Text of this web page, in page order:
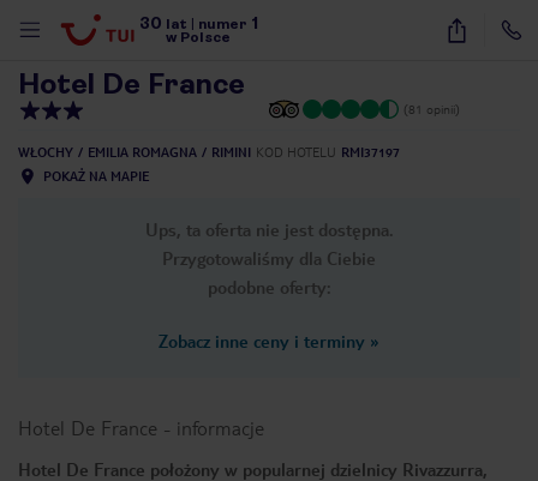
30 lat numer 1
w Polsce
22
Hotel De France
(81 opinii)
WŁOCHY EMILIA ROMAGNA RIMINI KOD HOTELU RMI37197
POKAŻ NA MAPIE
Ups, ta oferta nie jest dostępna.
Przygotowaliśmy dla Ciebie
podobne oferty:
Zobacz inne ceny i terminy »
Hotel De France - informacje
Hotel De France położony w popularnej dzielnicy Rivazzurra,